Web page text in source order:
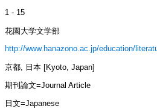
1 - 15
花園大学文学部
http://www.hanazono.ac.jp/education/
京都, 日本 [Kyoto, Japan]
期刊論文=Journal Article
日文=Japanese